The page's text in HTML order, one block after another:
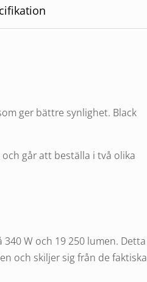
ger bättre synlighet. Black
går att beställa i två olika
W och 19 250 lumen. Detta
och skiljer sig från de faktiska